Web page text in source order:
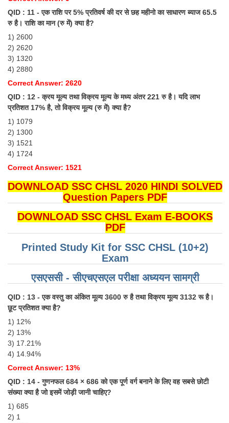
QID : 11 - एक राशि पर 5% प्रतिवर्ष की दर से छह महीनो का साधारण ब्याज 65.5
रु है। राशि का मान (रु में) क्या है?
1) 2600
2) 2620
3) 1320
4) 2880
Correct Answer: 2620
QID : 12 - क्रय मूल्य तथा विक्रय मूल्य के मध्य अंतर 221 रु है। यदि लाभ
प्रतिशत 17% है, तो विक्रय मूल्य (रु में) क्या है?
1) 1079
2) 1300
3) 1521
4) 1724
Correct Answer: 1521
DOWNLOAD SSC CHSL 2020 HINDI SOLVED
Question Papers PDF
DOWNLOAD SSC CHSL Exam E-BOOKS
PDF
Printed Study Kit for SSC CHSL (10+2)
Exam
एसएससी - सीएचएसएल परीक्षा ​​अध्ययन सामग्री
QID : 13 - एक वस्तु का अंकित मूल्य 3600 रु है तथा विक्रय मूल्य 3132 रू है।
छूट प्रतिशत क्या है?
1) 12%
2) 13%
3) 17.21%
4) 14.94%
Correct Answer: 13%
QID : 14 - गुणनफल 684 × 686 को एक पूर्ण वर्ग बनाने के लिए वह सबसे छोटी
संख्या क्या है जो इसमें जोड़ी जानी चाहिए?
1) 685
2) 1